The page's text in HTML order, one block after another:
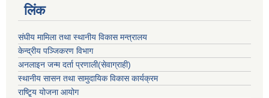
लिंक
संघीय मामिला तथा स्थानीय विकास मन्त्रालय
केन्द्रीय पञ्जिकरण विभाग
अनलाइन जन्म दर्ता प्रणाली(सेवाग्राही)
स्थानीय सासन तथा सामुदायिक विकास कार्यक्रम
राष्टि्ृय योजना आयोग